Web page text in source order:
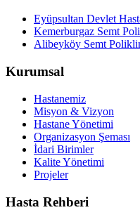
Eyüpsultan Devlet
Kemerburgaz Semt
Alibeyköy Semt
Kurumsal
Hastanemiz
Misyon & Vizyon
Hastane Yönetimi
Organizasyon Şeması
İdari Birimler
Kalite Yönetimi
Projeler
Hasta Rehberi